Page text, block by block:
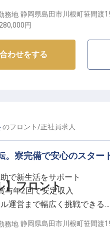
プを目指せる環境
ルは、美しい自然に囲まれ
なたの成長をサポート】
て長く安心して働ける環境
与や年1回の昇給で、あな
、福利厚生面も充実してい
様との出会いを楽しみなが
を応援し、キャリアアップを
情報です
務地 静岡県島田市川根町笹間渡
280,000円
わせをする
】フロント
のフロント /正社員求人
。寮完備で安心のスター
で新生活をサポート
与年2回で安定収入
運営まで幅広く挑戦できる
客様に癒しを届けるお仕事
務地 静岡県島田市川根町笹間渡